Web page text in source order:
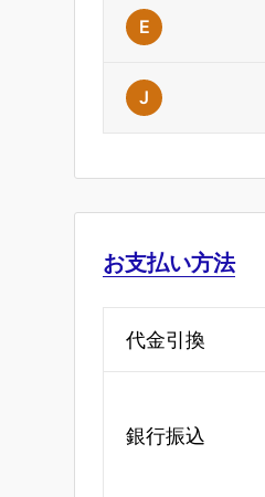
E
J
お支払い方法
代金引換
銀行振込